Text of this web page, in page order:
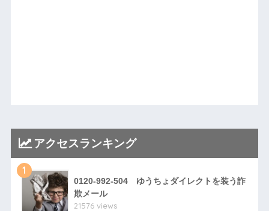
アクセスランキング
1
0120-992-504 ゆうちょダイレクトを装う詐
欺メール
21576 views